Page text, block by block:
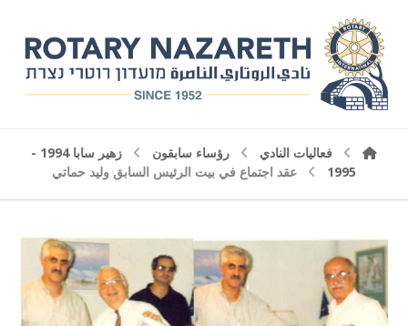
فعاليات النادي رؤساء سابقون
زهير سابا 1994 -
1995
عقد اجتماع في بيت الرئيس السابق وليد حماتي